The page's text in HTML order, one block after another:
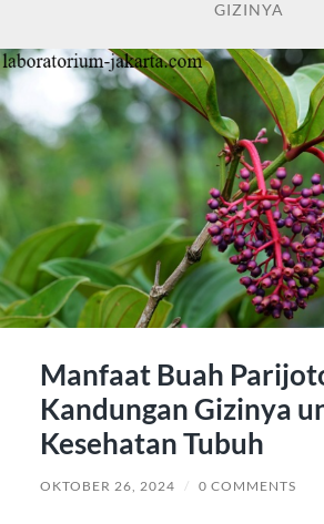
GIZINYA
Manfaat Buah
Kandungan Gizinya
Kesehatan Tubuh
OKTOBER 26, 2024 / 0 COMMENTS